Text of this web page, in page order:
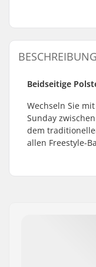
BESCHREIBUNG
Beidseitige
Wechseln Sie
Sunday
dem
allen Freestyle-